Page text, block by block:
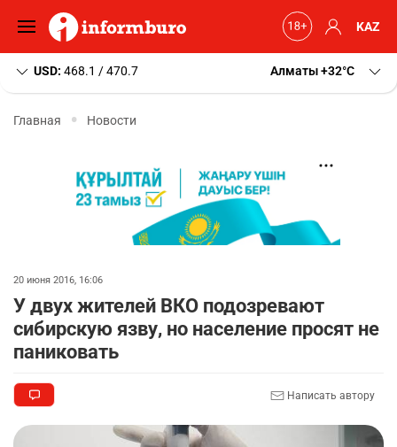
KAZ
USD: 468.1 / 470.7 Алматы+32 C
Главная Новости
20 июня 2016, 16:06
У двух жителей ВКО подозревают
сибирскую язву, но население просят не
паниковать
Написать автору